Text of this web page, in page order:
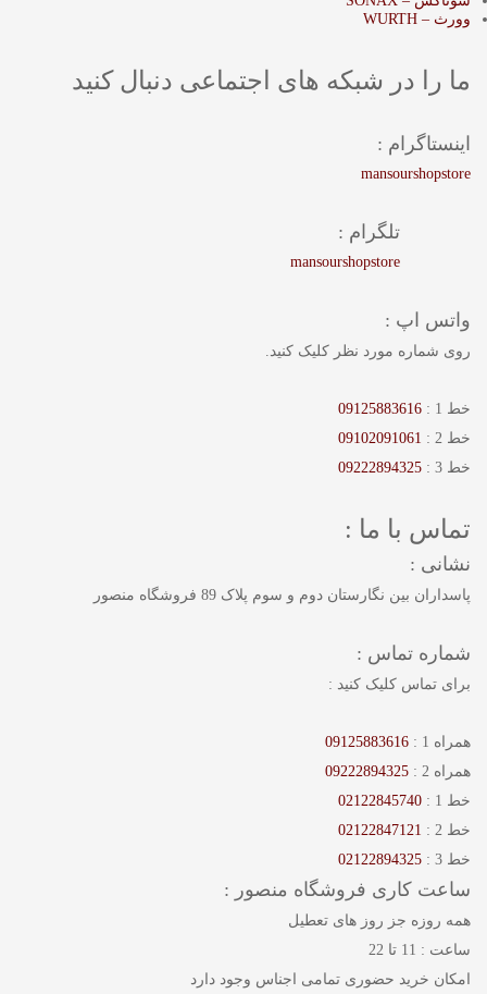
وورث – WURTH
ما را در شبکه های اجتماعی دنبال کنید
اینستاگرام :
mansourshopstore
تلگرام :
mansourshopstore
واتس اپ :
روی شماره مورد نظر کلیک کنید.
خط 1 :
09125883616
خط 2 :
09102091061
خط 3 :
09222894325
تماس با ما :
نشانی :
پاسداران بین نگارستان دوم و سوم پلاک 89 فروشگاه منصور
شماره تماس :
برای تماس کلیک کنید :
همراه 1 :
09125883616
همراه 2 :
09222894325
خط 1 :
02122845740
خط 2 :
02122847121
خط 3 :
02122894325
ساعت کاری فروشگاه منصور :
همه روزه جز روز های تعطیل
ساعت : 11 تا 22
امکان خرید حضوری تمامی اجناس وجود دارد